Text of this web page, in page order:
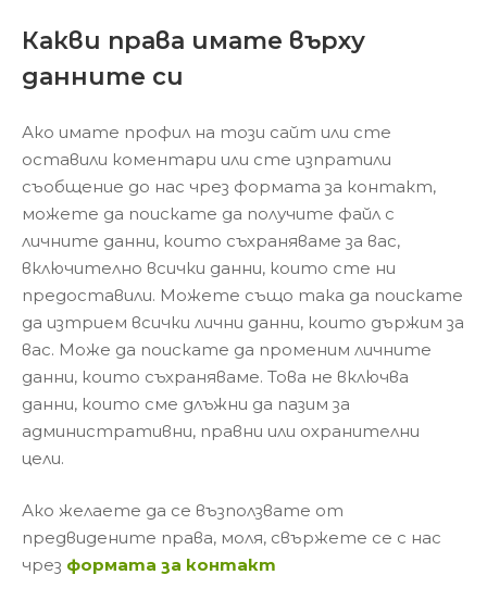
Какви права имате върху
данните си
Ако имате профил на този сайт или сте
оставили коментари или сте изпратили
съобщение до нас чрез формата за контакт,
можете да поискате да получите файл с
личните данни, които съхраняваме за вас,
включително всички данни, които сте ни
предоставили. Можете също така да поискате
да изтрием всички лични данни, които държим за
вас. Може да поискате да променим личните
данни, които съхраняваме. Това не включва
данни, които сме длъжни да пазим за
административни, правни или охранителни
цели.
Ако желаете да се възползвате от
предвидените права, моля, свържете се с нас
чрез формата за контакт